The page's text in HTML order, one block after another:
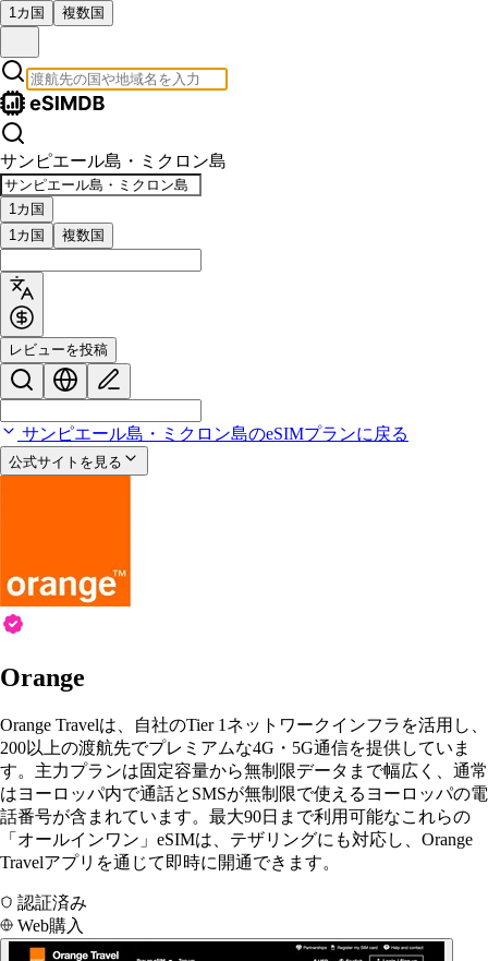
1カ国 複数国
サンピエール島・ミクロン島
1カ国
1カ国
複数国
レビューを投稿
サンピエール島・ミクロン島のeSIMプランに戻る
公式サイトを見る
Orange
Orange Travelは、自社のTier 1ネットワークインフラを活用し、
200以上の渡航先でプレミアムな4G・5G通信を提供していま
す。主力プランは固定容量から無制限データまで幅広く、通常
はヨーロッパ内で通話とSMSが無制限で使えるヨーロッパの電
話番号が含まれています。最大90日まで利用可能なこれらの
「オールインワン」eSIMは、テザリングにも対応し、Orange
Travelアプリを通じて即時に開通できます。
認証済み
Web購入